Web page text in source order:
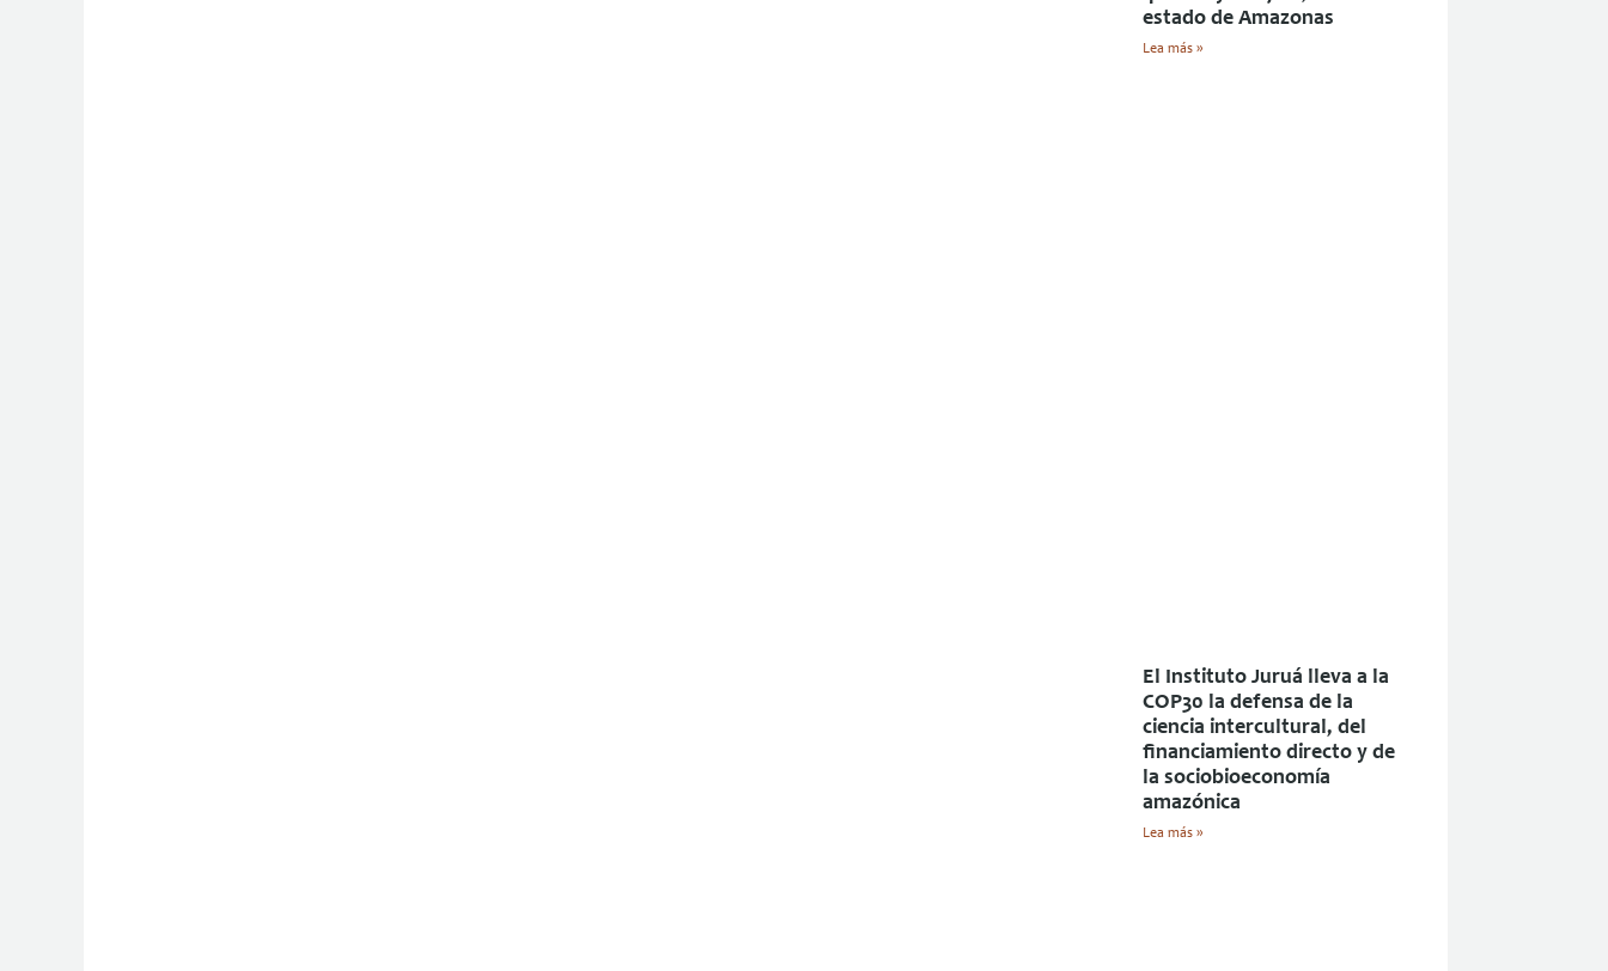
estado de Amazonas
Lea más »
El Instituto Juruá lleva a la
COP30 la defensa de la
ciencia intercultural, del
financiamiento directo y de
la sociobioeconomía
amazónica
Lea más »